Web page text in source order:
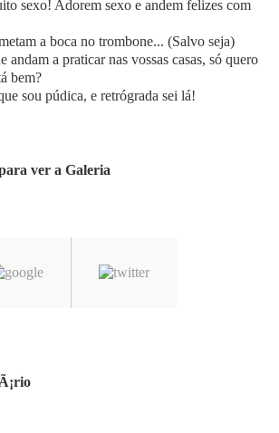
sexo! Adorem sexo e andem felizes com
a boca no trombone... (Salvo seja)
andam a praticar nas vossas casas, só quero
bem?
sou púdica, e retrógrada sei lá!
ver a Galeria